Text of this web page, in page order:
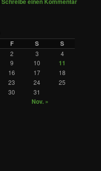
F S S
2 3
4
9 10
11
16 17
18
23 24
25
30 31
Nov. »